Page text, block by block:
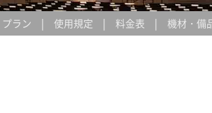
プラン 使用規定 料金表 機材・備